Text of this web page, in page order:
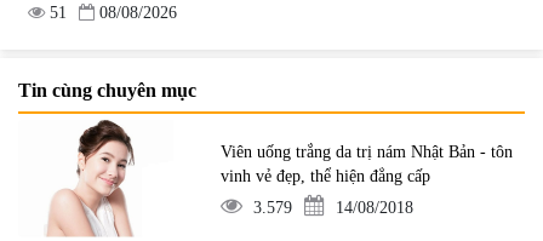
51
08/08/2026
Tin cùng chuyên mục
Viên uống trắng da trị nám Nhật Bản - tôn
vinh vẻ đẹp, thể hiện đẳng cấp
3.579
14/08/2018